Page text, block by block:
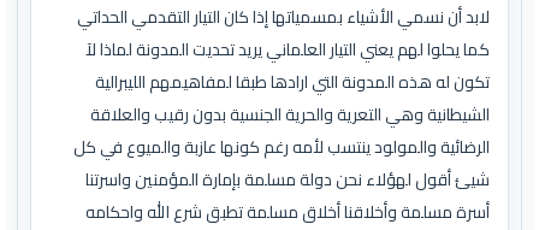
لابد أن نسمي الأشياء بمسمياتها إذا كان التيار التقدمي الحداتي
كما يحلوا لهم يعني التيار العلماني يريد تحديت المدونة لماذا لآ
تكون له هذه المدونة التي ارادها طبقا لمفاهيمهم الليبرالية
الشيطانية وهي التعرية والحرية الجنسية بدون رقيب والعلاقة
الرضائية والمولود ينتسب لأمه رغم كونها عازبة والميوع في كل
شيئ أقول لهؤلاء نحن دولة مسلمة بإمارة المؤمنين واسرتنا
أسرة مسلمة وأخلاقنا أخلاق مسلمة تطبق شرع الله واحكامه